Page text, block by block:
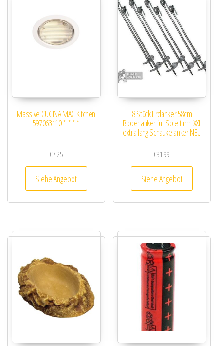
Massive CUCINA MAC Kitchen
597063110 * * * *
€7.25
Siehe Angebot
8 Stück Erdanker 58cm
Bodenanker für Spielturm XXL
extra lang Schaukelanker NEU
€31.99
Siehe Angebot